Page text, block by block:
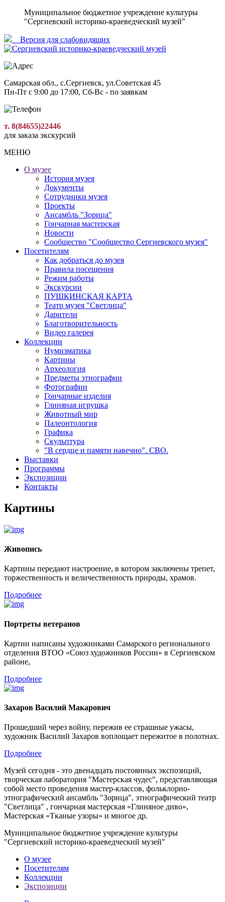
Муниципальное бюджетное учреждение культуры
"Сергиевский историко-краеведческий музей"
Версия для слабовидящиx
Самарская обл., с.Сергиевск, ул.Советская 45
Пн-Пт с 9:00 до 17:00, Сб-Вс - по заявкам
т. 8(84655)22446
для заказа экскурсий
МЕНЮ
О музее
История музея
Документы
Сотрудники музея
Проекты
Ансамбль "Зорица"
Гончарная мастерская
Новости
Сообщество "Сообщество Сергиевского музея"
Посетителям
Как добраться до музея
Правила посещения
Режим работы
Экскурсии
ПУШКИНСКАЯ КАРТА
Театр музея "Светлица"
Дарители
Благотворительность
Видео галерея
Коллекции
Нумизматика
Картины
Археология
Предметы этнографии
Фотографии
Гончарные изделия
Глиняная игрушка
Животный мир
Палеонтология
Графика
Скульптура
"В сердце и памяти навечно". СВО.
Выставки
Программы
Экспозиции
Контакты
Картины
Живопись
Картины передают настроение, в котором заключены трепет,
торжественность и величественность природы, храмов.
Подробнее
Портреты ветеранов
Картин написаны художниками Самарского регионального
отделения ВТОО «Союз художников России» в Сергиевском
районе,
Подробнее
Захаров Василий Макарович
Прошедший через войну, пережив ее страшные ужасы,
художник Василий Захаров воплощает пережитое в полотнах.
Подробнее
Музей сегодня - это двенадцать постоянных экспозиций,
творческая лаборатория "Мастерская чудес", представляющая
собой место проведения мастер-классов, фольклорно-
этнографический ансамбль "Зорица", этнографический театр
"Светлица" , гончарная мастерская «Глиняное диво»,
Мастерская «Тканые узоры» и многое др.
Муниципальное бюджетное учреждение культуры
"Сергиевский историко-краеведческий музей"
О музее
Посетителям
Коллекции
Экспозиции